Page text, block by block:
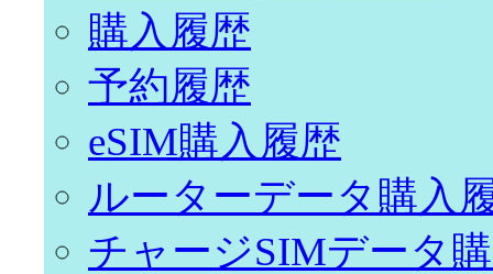
購入履歴
予約履歴
eSIM購入履歴
ルーターデータ購入
チャージSIMデータ